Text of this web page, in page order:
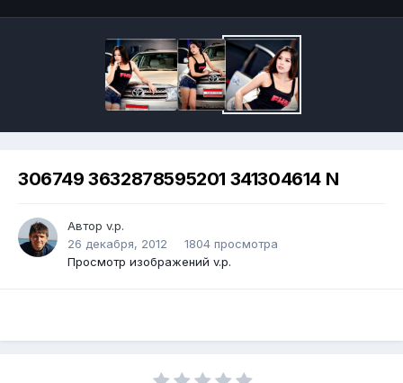
306749 3632878595201 341304614 N
Автор v.p.
26 декабря, 2012
1804 просмотра
Просмотр изображений v.p.